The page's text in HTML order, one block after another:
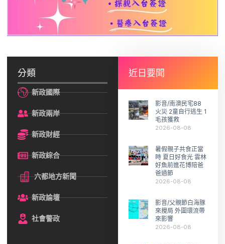
分類
新政國際
新政兩岸
新政財經
新政綜合
六都地方新聞
新政論壇
社會警政
近日要聞
影音/南澳民宅88
火災 2童自行逃生 1
毛孩獲救
2026-08-08
暑假親子共食正當
時 夏日好食光 雲林
好魚前進花博陪爸
爸過節
2026-08-08
影音/父親節白海豚
來攪局 外圍環流帶
來影響
2026-08-08